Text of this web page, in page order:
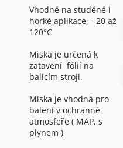
Vhodné na studéné i
horké aplikace, - 20 až
120°C
Miska je určená k
zatavení fólií na
balicím stroji.
Miska je vhodná pro
balení v ochranné
atmosfeře ( MAP, s
plynem )